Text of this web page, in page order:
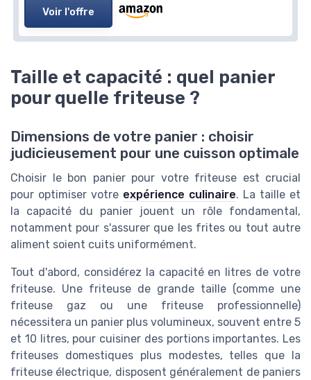
Voir l'offre
Taille et capacité : quel panier
pour quelle friteuse ?
Dimensions de votre panier : choisir
judicieusement pour une cuisson optimale
Choisir le bon panier pour votre friteuse est crucial
pour optimiser votre expérience culinaire. La taille et
la capacité du panier jouent un rôle fondamental,
notamment pour s'assurer que les frites ou tout autre
aliment soient cuits uniformément.
Tout d'abord, considérez la capacité en litres de votre
friteuse. Une friteuse de grande taille (comme une
friteuse gaz ou une friteuse professionnelle)
nécessitera un panier plus volumineux, souvent entre 5
et 10 litres, pour cuisiner des portions importantes. Les
friteuses domestiques plus modestes, telles que la
friteuse électrique, disposent généralement de paniers